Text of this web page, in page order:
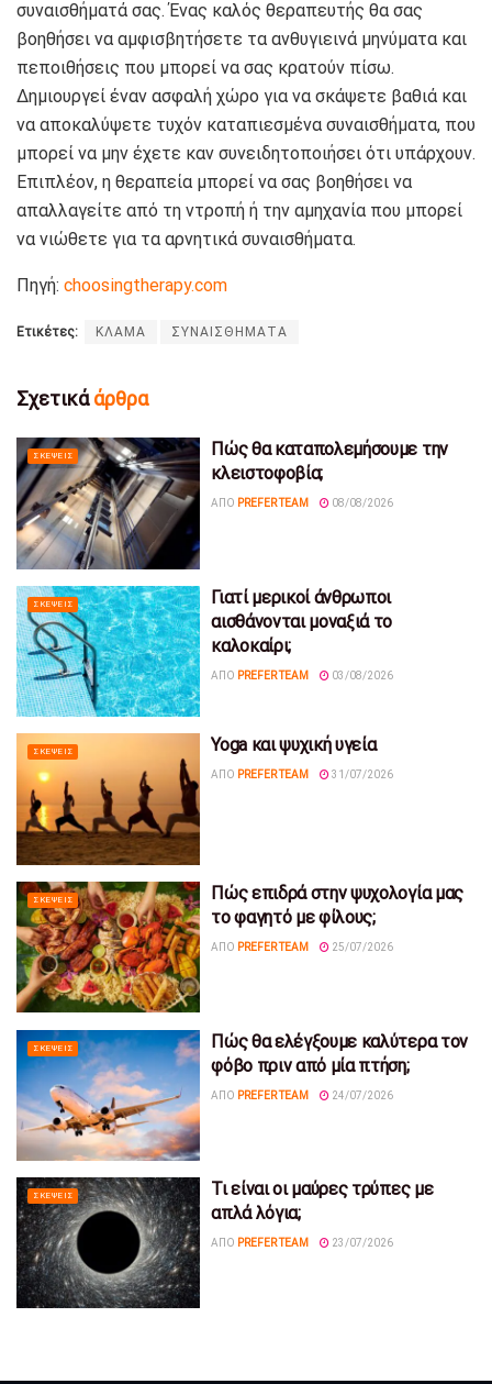
συναισθήματά σας. Ένας καλός θεραπευτής θα σας
βοηθήσει να αμφισβητήσετε τα ανθυγιεινά μηνύματα και
πεποιθήσεις που μπορεί να σας κρατούν πίσω.
Δημιουργεί έναν ασφαλή χώρο για να σκάψετε βαθιά και
να αποκαλύψετε τυχόν καταπιεσμένα συναισθήματα, που
μπορεί να μην έχετε καν συνειδητοποιήσει ότι υπάρχουν.
Επιπλέον, η θεραπεία μπορεί να σας βοηθήσει να
απαλλαγείτε από τη ντροπή ή την αμηχανία που μπορεί
να νιώθετε για τα αρνητικά συναισθήματα.
Πηγή: choosingtherapy.com
Ετικέτες: ΚΛΑΜΑ ΣΥΝΑΙΣΘΗΜΑΤΑ
Σχετικάάρθρα
ΣΚΈΨΕΙΣ
Πώς θα καταπολεμήσουμε την
κλειστοφοβία;
ΑΠΌ PREFER TEAM 08/08/2026
ΣΚΈΨΕΙΣ
Γιατί μερικοί άνθρωποι
αισθάνονται μοναξιά το
καλοκαίρι;
ΑΠΌ PREFER TEAM 03/08/2026
ΣΚΈΨΕΙΣ Yoga και ψυχική υγεία
ΑΠΌ PREFER TEAM 31/07/2026
ΣΚΈΨΕΙΣ
Πώς επιδρά στην ψυχολογία μας
το φαγητό με φίλους;
ΑΠΌ PREFER TEAM 25/07/2026
ΣΚΈΨΕΙΣ
Πώς θα ελέγξουμε καλύτερα τον
φόβο πριν από μία πτήση;
ΑΠΌ PREFER TEAM 24/07/2026
ΣΚΈΨΕΙΣ
Τι είναι οι μαύρες τρύπες με
απλά λόγια;
ΑΠΌ PREFER TEAM 23/07/2026